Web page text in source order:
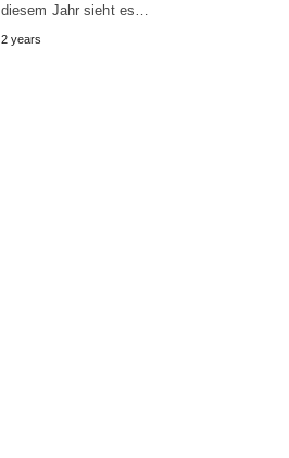
diesem Jahr sieht es…
2 years